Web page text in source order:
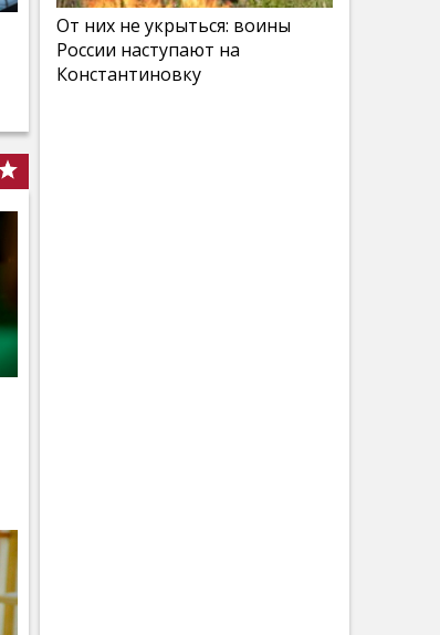
От них не укрыться: воины
России наступают на
Константиновку